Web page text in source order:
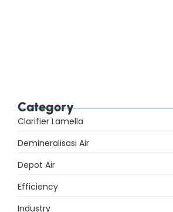
Category
Clarifier Lamella
Demineralisasi Air
Depot Air
Efficiency
Industry